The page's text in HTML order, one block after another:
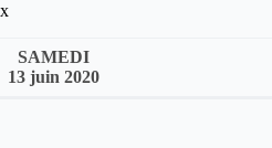
SAMEDI
13 juin 2020